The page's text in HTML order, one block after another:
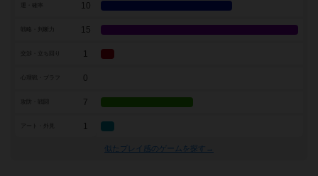
10
戦略・判断力 15
1
0
7
アート・外見 1
似たプレイ感のゲームを探す→